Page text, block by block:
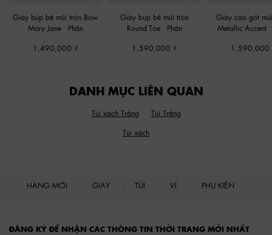
Giày búp bê mũi tròn Bow
Mary Jane
Phấn
1,490,000
Giày búp bê mũi tròn
Round-Toe
Phấn
1,590,000
Giày cao gót
Metallic-Accent
1,590,000
DANH MỤC LIÊN QUAN
Túi xách Trắng
Túi Trắng
Túi xách
HÀNG MỚI GIÀY TÚI VÍ PHỤ KIỆN
ĐĂNG KÝ ĐỂ NHẬN CÁC THÔNG TIN THỜI TRANG MỚI NHẤT